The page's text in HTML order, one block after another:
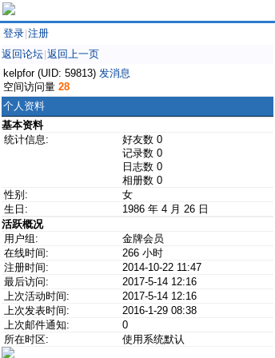
登录 注册
返回论坛 返回上一页
kelpfor (UID: 59813) 发消息
空间访问量 28
个人资料
基本资料
统计信息:
好友数 0
记录数 0
日志数 0
相册数 0
性别:
女
生日:
1986 年 4 月 26 日
活跃概况
用户组:
金牌会员
在线时间:
266 小时
注册时间:
2014-10-22 11:47
最后访问:
2017-5-14 12:16
上次活动时间:
2017-5-14 12:16
上次发表时间:
2016-1-29 08:38
上次邮件通知:
0
所在时区:
使用系统默认